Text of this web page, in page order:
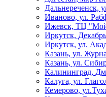
Дальнереченск,
Иваново, ул.
Ижевск, ТЦ
Иркутск,
Иркутск, ул.
Казань, ул.
Казань, ул.
Калининград,
Калуга, ул.
Кемерово,